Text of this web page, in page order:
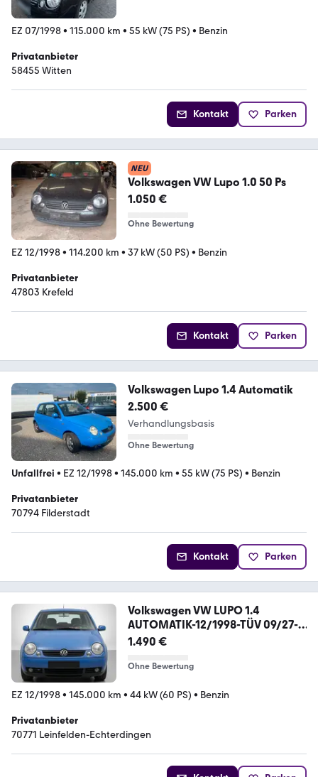
EZ 07/1998• 115.000 km • 55 kW (75 PS) • Benzin
Privatanbieter
58455 Witten
Kontakt Parken
NEU
Volkswagen VW Lupo 1.0 50 Ps
1.050 €
Ohne Bewertung
EZ 12/1998• 114.200 km • 37 kW (50 PS) • Benzin
Privatanbieter
47803 Krefeld
Kontakt Parken
Volkswagen Lupo 1.4 Automatik
2.500 €
Verhandlungsbasis
Ohne Bewertung
Unfallfrei • EZ 12/1998• 145.000 km • 55 kW (75 PS) • Benzin
Privatanbieter
70794 Filderstadt
Kontakt Parken
Volkswagen VW LUPO 1.4
AUTOMATIK-12/1998-TÜV 09/27-
14...
1.490 €
Ohne Bewertung
EZ 12/1998• 145.000 km • 44 kW (60 PS) • Benzin
Privatanbieter
70771 Leinfelden-Echterdingen